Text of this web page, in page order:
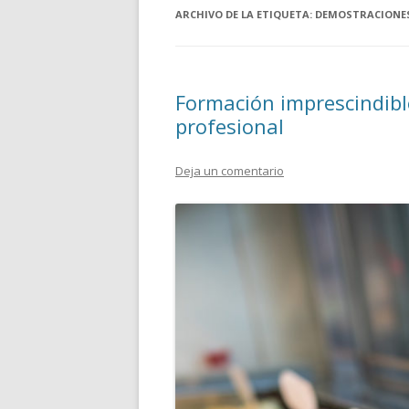
ARCHIVO DE LA ETIQUETA:
Formación
profesional
Deja un comentario